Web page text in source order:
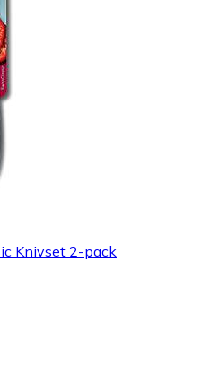
Knivset 2-pack